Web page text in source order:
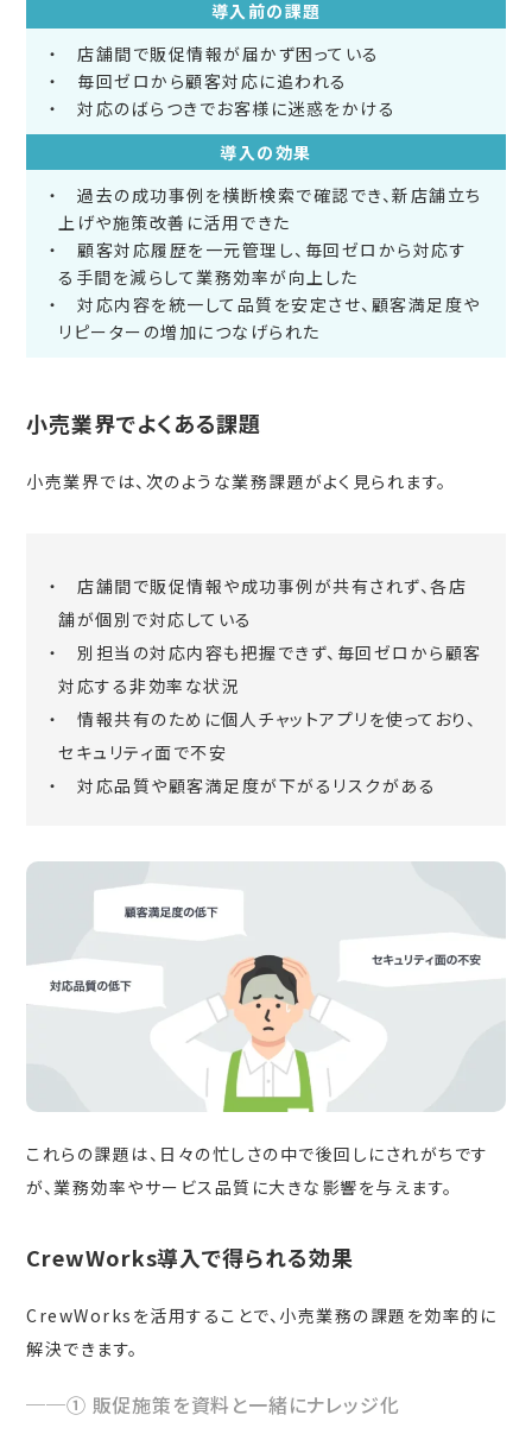
導入前の課題
店舗間で販促情報が届かず困っている
毎回ゼロから顧客対応に追われる
対応のばらつきでお客様に迷惑をかける
導入の効果
過去の成功事例を横断検索で確認でき、新店舗立ち
上げや施策改善に活用できた
顧客対応履歴を一元管理し、毎回ゼロから対応す
る手間を減らして業務効率が向上した
対応内容を統一して品質を安定させ、顧客満足度や
リピーターの増加につなげられた
小売業界でよくある課題
小売業界では、次のような業務課題がよく見られます。
店舗間で販促情報や成功事例が共有されず、各店
舗が個別で対応している
別担当の対応内容も把握できず、毎回ゼロから顧客
対応する非効率な状況
情報共有のために個人チャットアプリを使っており、
セキュリティ面で不安
対応品質や顧客満足度が下がるリスクがある
これらの課題は、日々の忙しさの中で後回しにされがちです
が、業務効率やサービス品質に大きな影響を与えます。
CrewWorks導入で得られる効果
CrewWorksを活用することで、小売業務の課題を効率的に
解決できます。
① 販促施策を資料と一緒にナレッジ化